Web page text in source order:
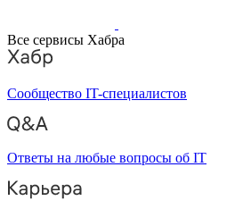
Все сервисы Хабра
Сообщество IT-специалистов
Ответы на любые вопросы об IT